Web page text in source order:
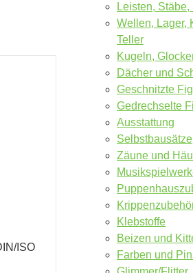
ISO
Leisten,
Wellen, Lager,
Teller
Kugeln,
Dächer und
Geschnitzte
Gedrechselte
Ausstattung
Selbstbausätze
Zäune und
Klebstoffe
Beizen und
Farben und